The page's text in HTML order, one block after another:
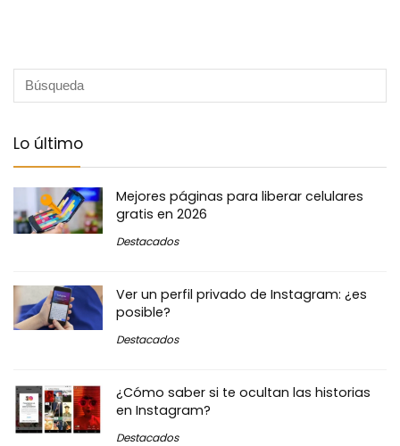
Lo último
Mejores páginas para liberar celulares
gratis en 2026
Destacados
Ver un perfil privado de Instagram: ¿es
posible?
Destacados
¿Cómo saber si te ocultan las historias
en Instagram?
Destacados